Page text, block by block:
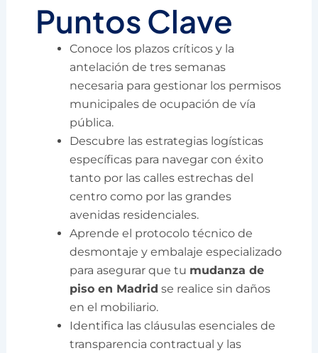
Puntos Clave
Conoce los plazos críticos y la
antelación de tres semanas
necesaria para gestionar los permisos
municipales de ocupación de vía
pública.
Descubre las estrategias logísticas
específicas para navegar con éxito
tanto por las calles estrechas del
centro como por las grandes
avenidas residenciales.
Aprende el protocolo técnico de
desmontaje y embalaje especializado
para asegurar que tu mudanza de
piso en Madrid se realice sin daños
en el mobiliario.
Identifica las cláusulas esenciales de
transparencia contractual y las